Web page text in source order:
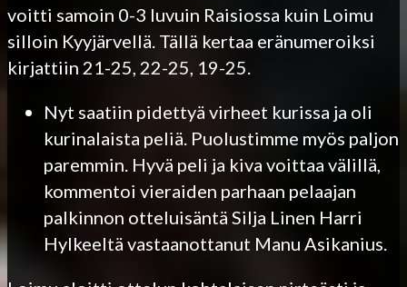
voitti samoin 0-3 luvuin Raisiossa kuin Loimu
silloin Kyyjärvellä. Tällä kertaa eränumeroiksi
kirjattiin 21-25, 22-25, 19-25.
Nyt saatiin pidettyä virheet kurissa ja oli
kurinalaista peliä. Puolustimme myös paljon
paremmin. Hyvä peli ja kiva voittaa välillä,
kommentoi vieraiden parhaan pelaajan
palkinnon otteluisäntä Silja Linen Harri
Hylkeeltä vastaanottanut Manu Asikanius.